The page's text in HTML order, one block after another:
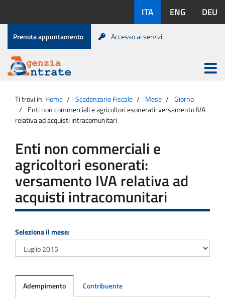
contenuto
disponibili:
ITA ENG DEU
Menu
di
servizio
Prenota appuntamento Accesso ai servizi
Agenzia
Entrate
Apri
menu
principale
Ti trovi in: Home Scadenzario Fiscale Mese
Giorno
Enti non commerciali e agricoltori esonerati: versamento IVA
relativa ad acquisti intracomunitari
Enti non commerciali e
agricoltori esonerati:
versamento IVA relativa ad
acquisti intracomunitari
Seleziona il mese:
Adempimento Contribuente